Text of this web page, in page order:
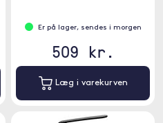
Er på lager, sendes i morgen
509 kr.
Læg i varekurven